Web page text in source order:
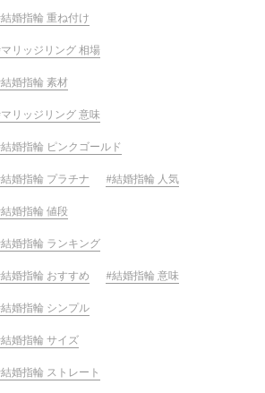
結婚指輪 重ね付け
マリッジリング 相場
結婚指輪 素材
マリッジリング 意味
結婚指輪 ピンクゴールド
結婚指輪 プラチナ 結婚指輪 人気
結婚指輪 値段
結婚指輪 ランキング
結婚指輪 おすすめ 結婚指輪 意味
結婚指輪 シンプル
結婚指輪 サイズ
結婚指輪 ストレート